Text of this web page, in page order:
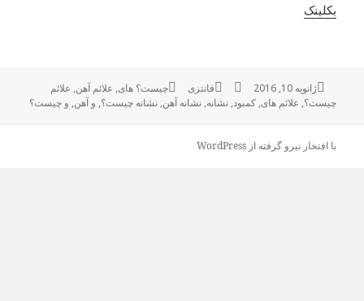
بکلینک
ارسال
شده
ژانویه 10, 2016 نویسندهدسته‌ها
فانتزی برچسب‌ها
چیست؟ های, علائم آهن, علائم
چیست؟, علائم های,کمبود,نشانه,نشانه آهن,نشانه چیست؟, و آهن, و چیست؟
با افتخار نیرو گرفته از WordPress